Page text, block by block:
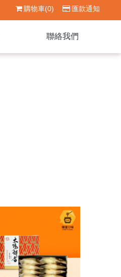
聯絡我們
購物車(0) 匯款通知